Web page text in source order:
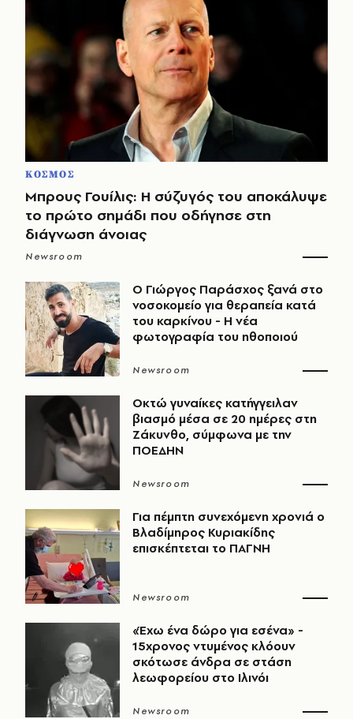
ΚΟΣΜΟΣ
Μπρους Γουίλις: Η σύζυγός του αποκάλυψε
το πρώτο σημάδι που οδήγησε στη
διάγνωση άνοιας
Newsroom
O Γιώργος Παράσχος ξανά στο
νοσοκομείο για θεραπεία κατά
του καρκίνου - Η νέα
φωτογραφία του ηθοποιού
Newsroom
Οκτώ γυναίκες κατήγγειλαν
βιασμό μέσα σε 20 ημέρες στη
Ζάκυνθο, σύμφωνα με την
ΠΟΕΔΗΝ
Newsroom
Για πέμπτη συνεχόμενη χρονιά ο
Βλαδίμηρος Κυριακίδης
επισκέπτεται το ΠΑΓΝΗ
Newsroom
«Έχω ένα δώρο για εσένα» -
15χρονος ντυμένος κλόουν
σκότωσε άνδρα σε στάση
λεωφορείου στο Ιλινόι
Newsroom